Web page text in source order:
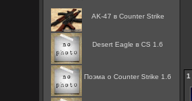
AK-47 в Counter Strike
Desert Eagle в CS 1.6
Поэма о Counter Strike 1.6 1